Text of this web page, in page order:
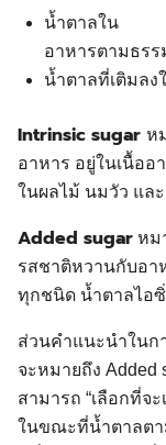
น้ำตาลใน
อาหารตามธรร
น้ำตาลที่เติมลง
Intrinsic sugar ห
อาหาร อยู่ในเนื้ออ
ในผลไม้ นมวัว แล
Added sugar หม
รสชาติหวานกับอา
ทุกชนิด น้ำตาลไอซิ่
ส่วนคำแนะนำในก
จะหมายถึง Added
สามารถ “เลือกที่จ
ในขณะที่น้ำตาลต